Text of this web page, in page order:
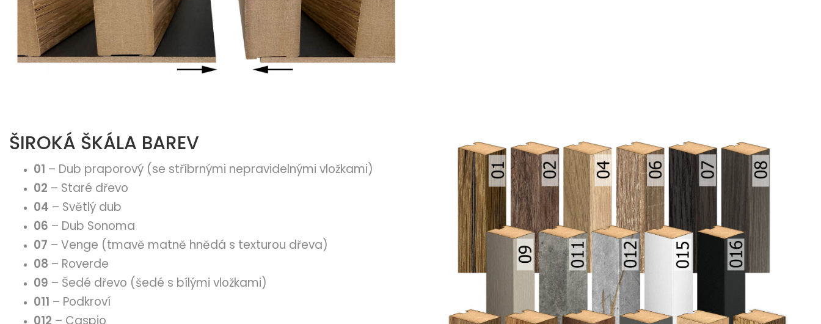
ŠIROKÁ ŠKÁLA BAREV
01 – Dub praporový (se stříbrnými nepravidelnými vložkami)
02 – Staré dřevo
04 – Světlý dub
06 – Dub Sonoma
07 – Venge (tmavě matně hnědá s texturou dřeva)
08 – Roverde
09 – Šedé dřevo (šedé s bílými vložkami)
011 – Podkroví
012 – Caspio